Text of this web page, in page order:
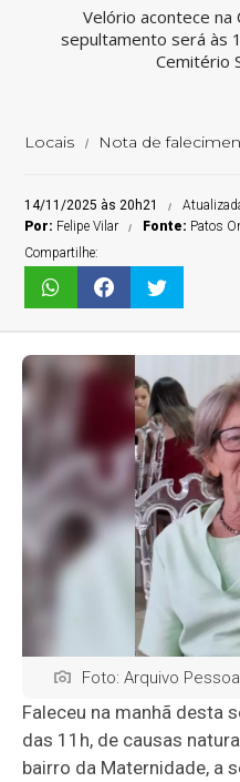
Velório acontece na
sepultamento será às
Cemitério
Locais Nota de
14/11/2025 às 20h21
Por: Felipe Vilar Fonte: Patos
Compartilhe:
Foto: Arquivo
Faleceu na manhã desta
das 11h, de causas
bairro da Maternidade, a